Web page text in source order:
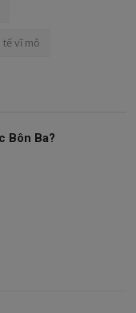
tế vĩ mô
Bôn Ba?